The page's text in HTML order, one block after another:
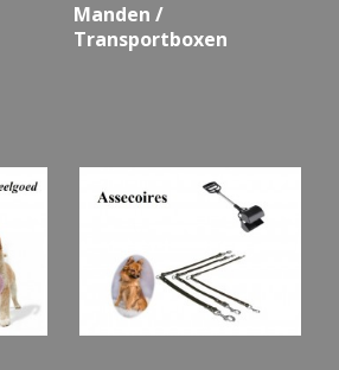
Manden /
Transportboxen